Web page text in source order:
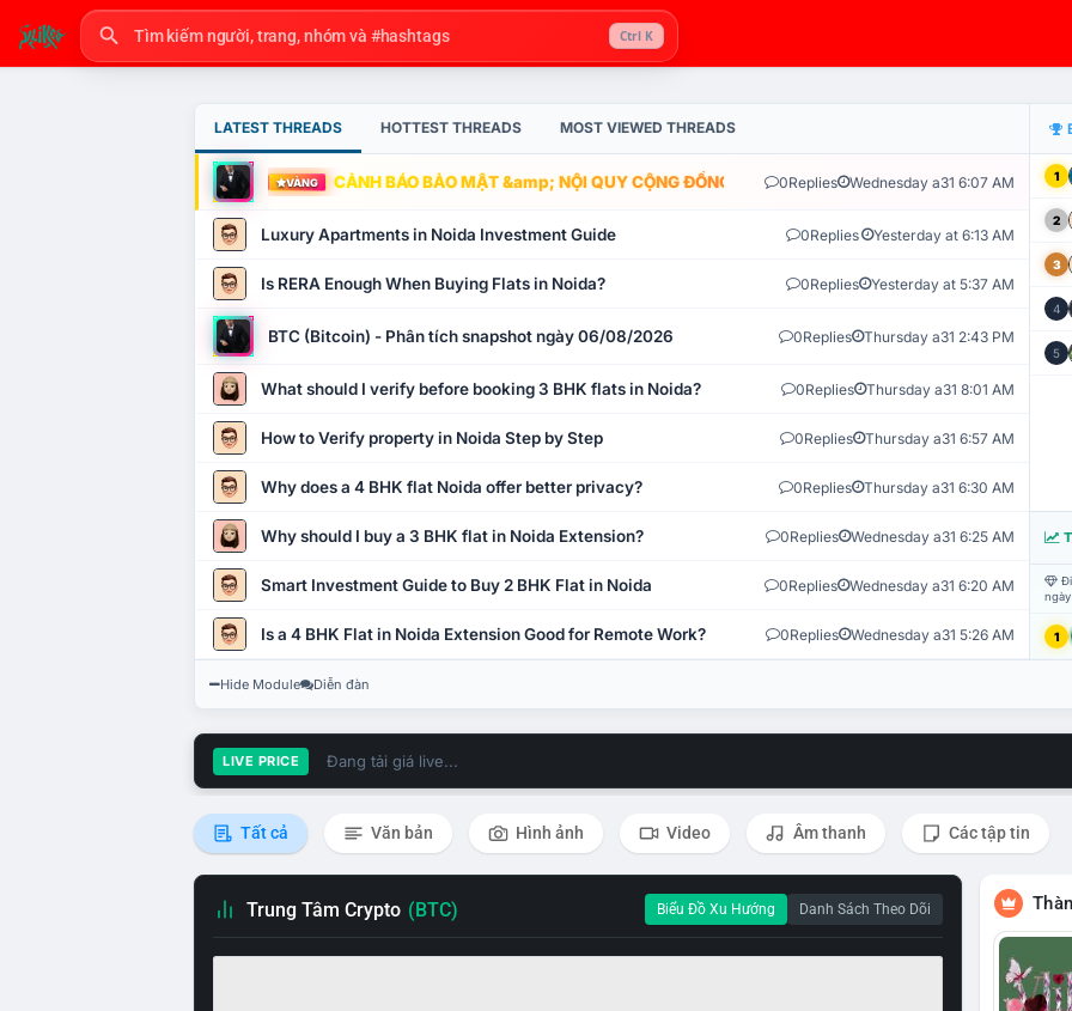
Ctrl K
LATEST THREADS HOTTEST THREADS MOST VIEWED THREADS
VÀNG CẢNH BÁO BẢO MẬT &amp; NỘI QUY CỘNG ĐỒNG VLIKE.VN: HỆ THỐNG GIÁM SÁT TỰ
0Replies Wednesday a31 6:07 AM
Luxury Apartments in Noida Investment Guide 0Replies Yesterday at 6:13 AM
Is RERA Enough When Buying Flats in Noida? 0Replies Yesterday at 5:37 AM
BTC (Bitcoin) - Phân tích snapshot ngày 06/08/2026 0Replies Thursday a31 2:43 PM
What should I verify before booking 3 BHK flats in Noida? 0Replies Thursday a31 8:01 AM
How to Verify property in Noida Step by Step 0Replies Thursday a31 6:57 AM
Why does a 4 BHK flat Noida offer better privacy? 0Replies Thursday a31 6:30 AM
Why should I buy a 3 BHK flat in Noida Extension? 0Replies Wednesday a31 6:25 AM
Smart Investment Guide to Buy 2 BHK Flat in Noida 0Replies Wednesday a31 6:20 AM
Is a 4 BHK Flat in Noida Extension Good for Remote Work? 0Replies Wednesday a31 5:26 AM
1
2
3
4
5
1
Hide Module Diễn đàn
LIVE PRICE Đang tải giá live...
Tất cả Văn bản Hình ảnh Video Âm thanh Các tập tin
Trung Tâm Crypto (BTC) Biểu Đồ Xu Hướng Danh Sách Theo Dõi